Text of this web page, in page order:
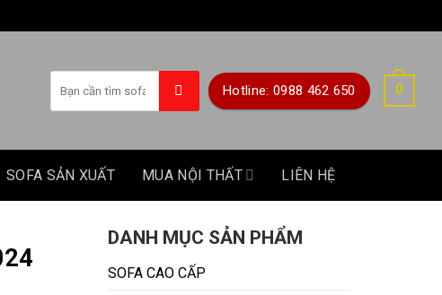
kiếm:
Hotline: 0988 462 650 0
SOFA SẢN XUẤT MUA NỘI THẤT LIÊN HỆ
DANH MỤC SẢN PHẨM
SOFA CAO CẤP